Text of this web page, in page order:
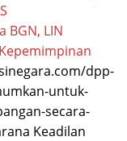
BGN, LIN
dpp-
untuk-
secara-
Keadilan